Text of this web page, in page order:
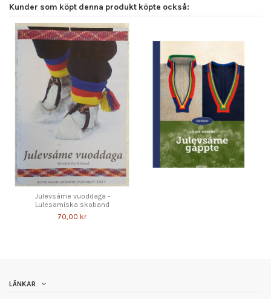
Kunder som köpt denna produkt köpte också:
Julevsáme vuoddaga -
Lulesamiska skoband
70,00 kr
LÄNKAR